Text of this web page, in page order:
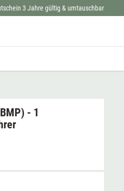
3 Jahre gültig & umtauschbar
- 1